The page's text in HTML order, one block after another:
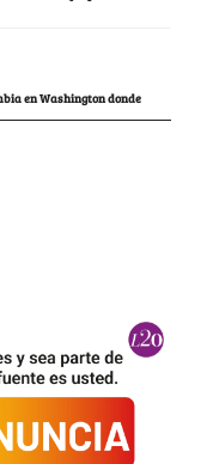
en Washington donde